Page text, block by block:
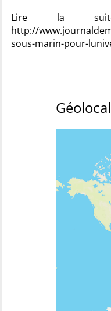
Lire la
http://
sous-marin-pour-